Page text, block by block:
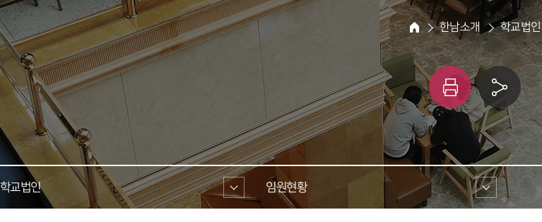
HOME
한남소개 학교법인
쇄
링
크
공유
학교법인 임원현황